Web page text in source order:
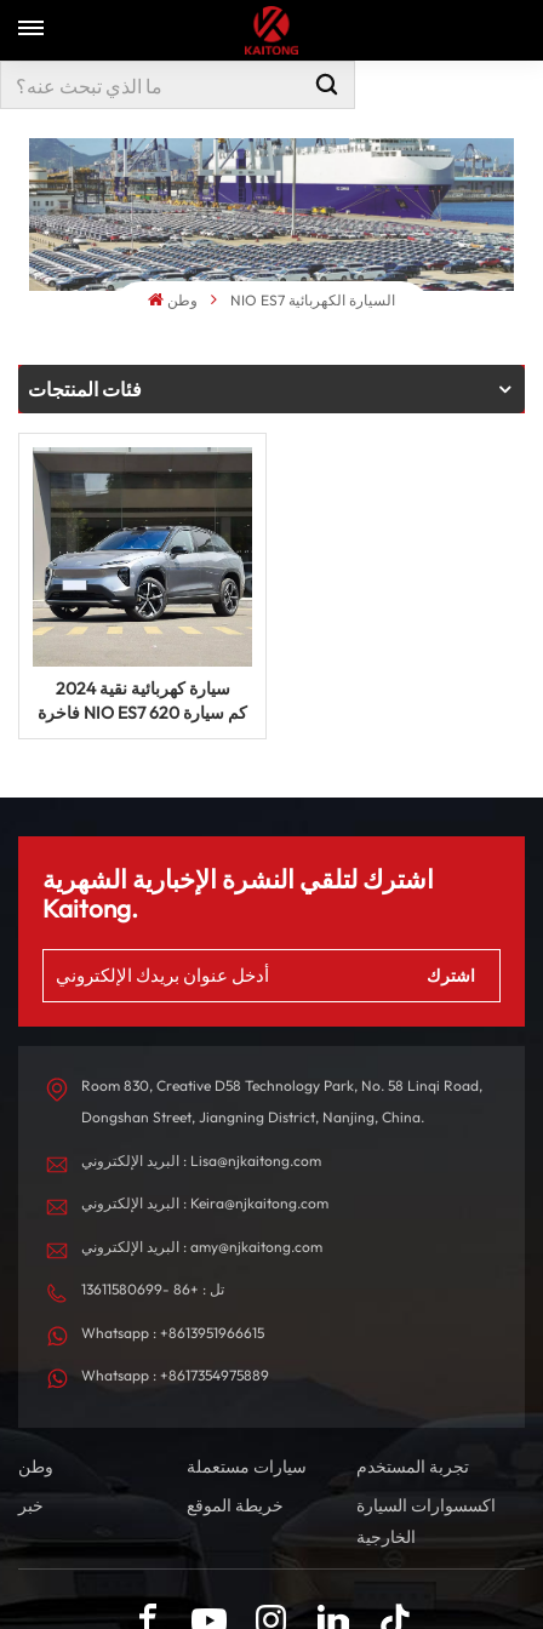
وطن NIO ES7 السيارة الكهربائية
فئات المنتجات
2024 سيارة كهربائية نقية
فاخرة NIO ES7 620 كم سيارة
طاقة جديدة سيارة UV
اشترك لتلقي النشرة الإخبارية الشهرية
Kaitong.
Room 830, Creative D58 Technology Park, No. 58 Linqi Road,
Dongshan Street, Jiangning District, Nanjing, China.
البريد الإلكتروني : Lisa@njkaitong.com
البريد الإلكتروني : Keira@njkaitong.com
البريد الإلكتروني : amy@njkaitong.com
تل : +86 -13611580699
Whatsapp : +8613951966615
Whatsapp : +8617354975889
وطن سيارات مستعملة
تجربة المستخدم
خبر
خريطة الموقع
اكسسوارات السيارة
الخارجية